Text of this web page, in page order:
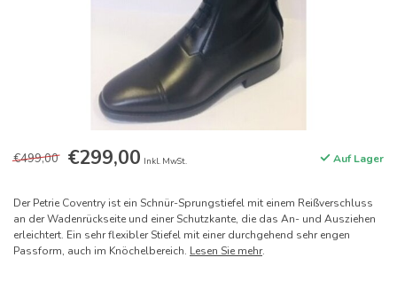
€499,00 €299,00 Inkl. MwSt. Auf Lager
Der Petrie Coventry ist ein Schnür-Sprungstiefel mit einem Reißverschluss
an der Wadenrückseite und einer Schutzkante, die das An- und Ausziehen
erleichtert. Ein sehr flexibler Stiefel mit einer durchgehend sehr engen
Passform, auch im Knöchelbereich. Lesen Sie mehr.